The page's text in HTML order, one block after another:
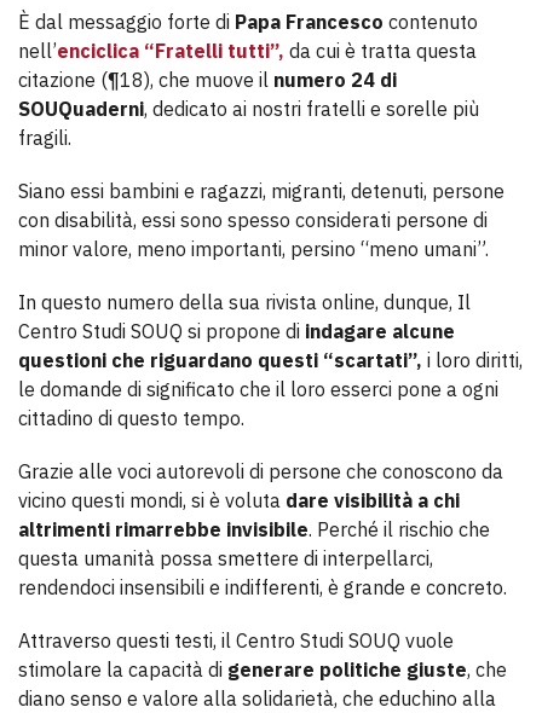
È dal messaggio forte di Papa Francesco contenuto
nell’enciclica “Fratelli tutti”, da cui è tratta questa
citazione (¶18), che muove il numero 24 di
SOUQuaderni, dedicato ai nostri fratelli e sorelle più
fragili.
Siano essi bambini e ragazzi, migranti, detenuti, persone
con disabilità, essi sono spesso considerati persone di
minor valore, meno importanti, persino “meno umani”.
In questo numero della sua rivista online, dunque, Il
Centro Studi SOUQ si propone di indagare alcune
questioni che riguardano questi “scartati”, i loro diritti,
le domande di significato che il loro esserci pone a ogni
cittadino di questo tempo.
Grazie alle voci autorevoli di persone che conoscono da
vicino questi mondi, si è voluta dare visibilità a chi
altrimenti rimarrebbe invisibile. Perché il rischio che
questa umanità possa smettere di interpellarci,
rendendoci insensibili e indifferenti, è grande e concreto.
Attraverso questi testi, il Centro Studi SOUQ vuole
stimolare la capacità di generare politiche giuste, che
diano senso e valore alla solidarietà, che educhino alla